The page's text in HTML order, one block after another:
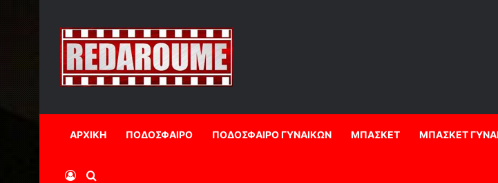
ΑΡΧΙΚΗ ΠΟΔΟΣΦΑΙΡΟ ΠΟΔΟΣΦΑΙΡΟ ΓΥΝΑΙΚΩΝ ΜΠΑΣΚΕΤ ΜΠΑΣΚΕΤ
Log InΑναζήτηση